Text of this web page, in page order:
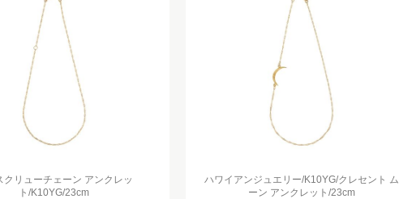
クリューチェーン アンクレッ
ト/K10YG/23cm
ハワイアンジュエリー/K10YG/クレセント ム
ーン アンクレット/23cm